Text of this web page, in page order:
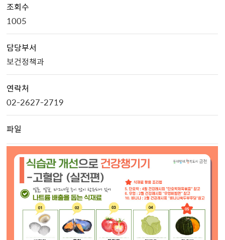
조회수
1005
담당부서
보건정책과
연락처
02-2627-2719
파일